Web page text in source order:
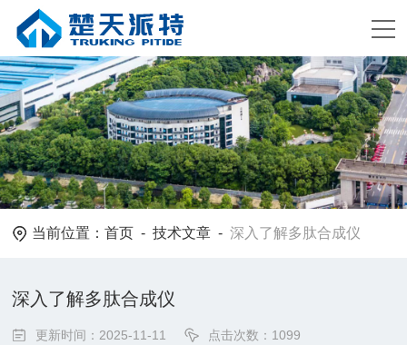
当前位置：首页 -技术文章 -深入了解多肽合成仪
深入了解多肽合成仪
更新时间：2025-11-11 点击次数：1099